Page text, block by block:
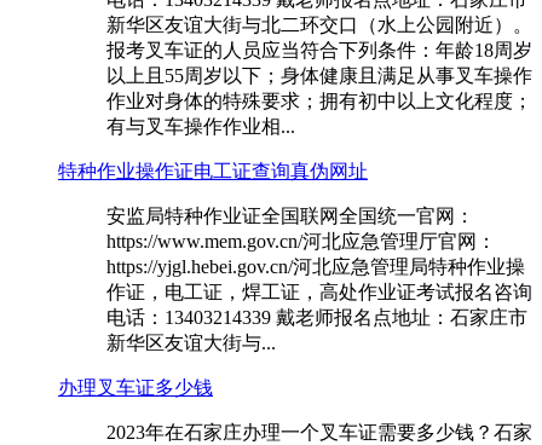
新华区友谊大街与北二环交口（水上公园附近）。
报考叉车证的人员应当符合下列条件：年龄18周岁
以上且55周岁以下；身体健康且满足从事叉车操作
作业对身体的特殊要求；拥有初中以上文化程度；
有与叉车操作作业相...
特种作业操作证电工证查询真伪网址
安监局特种作业证全国联网全国统一官网：
https://www.mem.gov.cn/河北应急管理厅官网：
https://yjgl.hebei.gov.cn/河北应急管理局特种作业操
作证，电工证，焊工证，高处作业证考试报名咨询
电话：13403214339 戴老师报名点地址：石家庄市
新华区友谊大街与...
办理叉车证多少钱
2023年在石家庄办理一个叉车证需要多少钱？石家